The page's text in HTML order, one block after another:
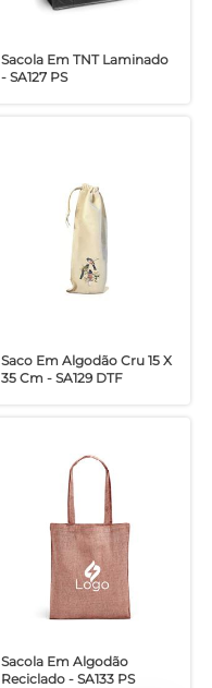
Sacola Em TNT Laminado
- SA127 PS
Saco Em Algodão Cru 15 X
35 Cm - SA129 DTF
Sacola Em Algodão
Reciclado - SA133 PS